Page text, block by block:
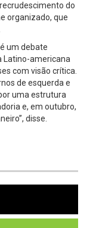
do
organizado, que
um debate
Latino-americana
com visão crítica.
de esquerda e
uma estrutura
e, em outubro,
disse.